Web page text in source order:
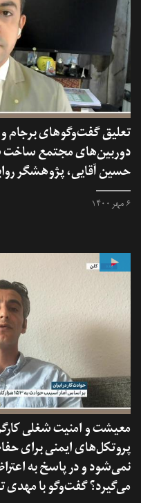
تعلیق گفت‌وگوهای برجام
دوربین‌های مجتمع ساخت
حسین آقایی، پژوهشگر
۶ مهر ۱۴۰۰
معیشت و امنیت شغلی
پروتکل‌های ایمنی برای
نمی‌شود و در پاسخ به
می‌گیرد؟ گفت‌وگو با